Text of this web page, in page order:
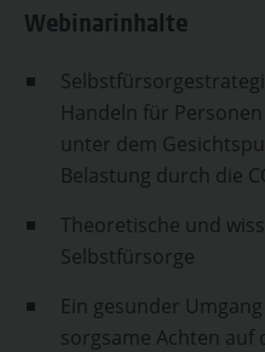
Webinarinhalte
Handeln für
unter dem
Belastung durch die
Theoretische und
Selbstfürsorge
Ein gesunder
sorgsame Achten auf